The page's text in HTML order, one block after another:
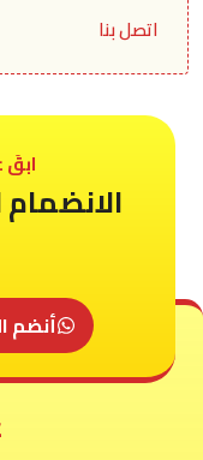
اتصل بنا
أنضم